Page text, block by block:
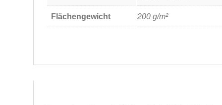
Flächengewicht 200 g/m²